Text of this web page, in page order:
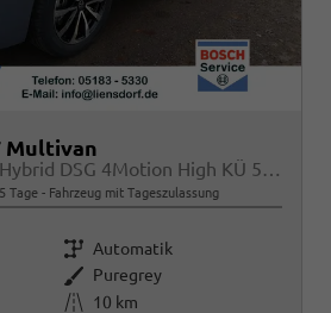
Multivan
Sport Edition 1,5eHybrid DSG 4Motion High KÜ 5 Sitzer
5 Tage Fahrzeug mit Tageszulassung
Getriebe Automatik
Außenfarbe Puregrey
Kilometerstand
10 km